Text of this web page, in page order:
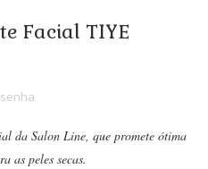
Facial TIYE
da Salon Line, que promete ótima
as peles secas.